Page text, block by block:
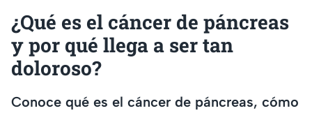
¿Qué es el cáncer de páncreas
y por qué llega a ser tan
doloroso?
Conoce qué es el cáncer de páncreas, cómo